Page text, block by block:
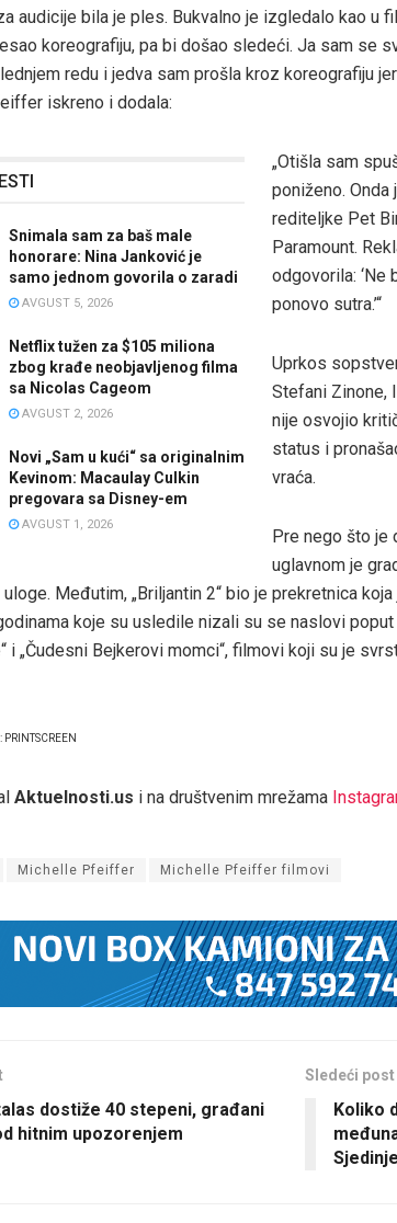
audicije bila je ples. Bukvalno je izgledalo kao u
koreografiju, pa bi došao sledeći. Ja sam se
redu i jedva sam prošla kroz koreografiju
iskreno i dodala:
Snimala sam za baš male
honorare: Nina Janković je
samo jednom govorila o zaradi
AVGUST 5, 2026
Netflix tužen za $105 miliona
zbog krađe neobjavljenog filma
sa Nicolas Cageom
AVGUST 2, 2026
Novi „Sam u kući“ sa originalnim
Kevinom: Macaulay Culkin
pregovara sa Disney-em
AVGUST 1, 2026
„Otišla sam
poniženo.
rediteljke Pet
Paramount.
odgovorila: ‘Ne
ponovo sutra.’“
Uprkos
Stefani Zinone,
nije osvojio
status i
vraća.
Pre nego što
uglavnom je
Međutim, „Briljantin 2“ bio je prekretnica
koje su usledile nizali su se naslovi poput
i „Čudesni Bejkerovi momci“, filmovi koji su je
PRINTSCREEN
Aktuelnosti.us i na društvenim mrežama
Michelle Pfeiffer Michelle Pfeiffer filmovi
dostiže 40 stepeni, građani
hitnim upozorenjem
Sledeći post
Koliko